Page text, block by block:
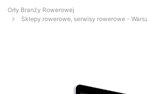
Orły Branży Rowerowej
Sklepy rowerowe, serwisy rowerowe -